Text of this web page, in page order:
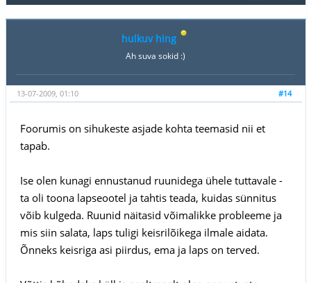
hulkuv hing
Ah suva sokid :)
#14
13-07-2009, 01:10
Foorumis on sihukeste asjade kohta teemasid nii et
tapab.
Ise olen kunagi ennustanud ruunidega ühele tuttavale -
ta oli toona lapseootel ja tahtis teada, kuidas sünnitus
võib kulgeda. Ruunid näitasid võimalikke probleeme ja
mis siin salata, laps tuligi keisrilõikega ilmale aidata.
Õnneks keisriga asi piirdus, ema ja laps on terved.